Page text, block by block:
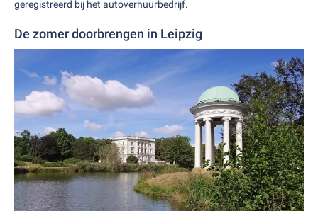
geregistreerd bij het autoverhuurbedrijf.
De zomer doorbrengen in Leipzig